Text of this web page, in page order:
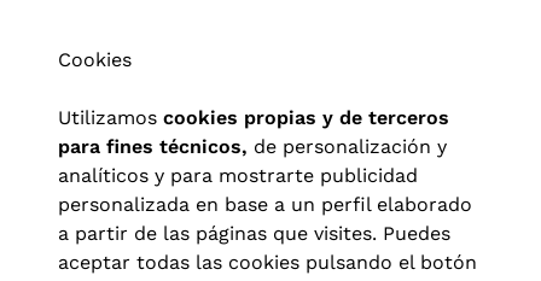
Cookies
Utilizamos cookies propias y de terceros
para fines técnicos, de personalización y
analíticos y para mostrarte publicidad
personalizada en base a un perfil elaborado
a partir de las páginas que visites. Puedes
aceptar todas las cookies pulsando el botón